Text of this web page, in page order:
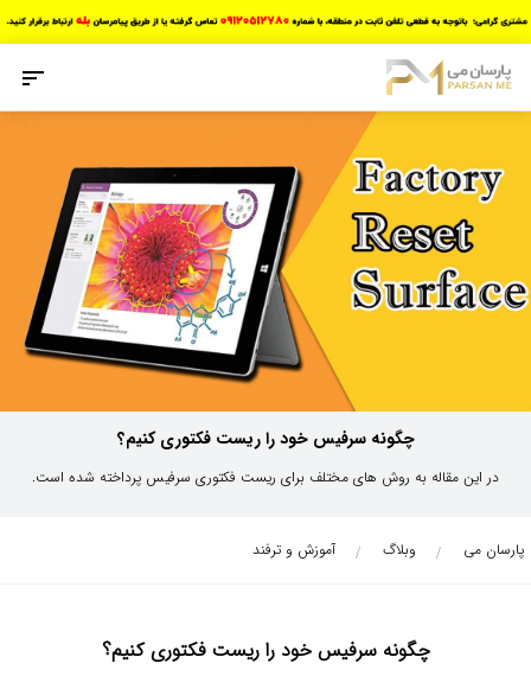
چگونه سرفیس خود را ریست فکتوری کنیم؟
در این مقاله به روش های مختلف برای ریست فکتوری سرفیس پرداخته شده است.
پارسان می وبلاگ آموزش و ترفند
چگونه سرفیس خود را ریست فکتوری کنیم؟